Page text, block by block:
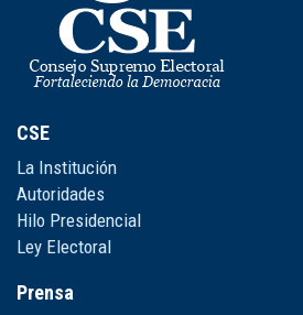
CSE
La Institución
Autoridades
Hilo Presidencial
Ley Electoral
Prensa